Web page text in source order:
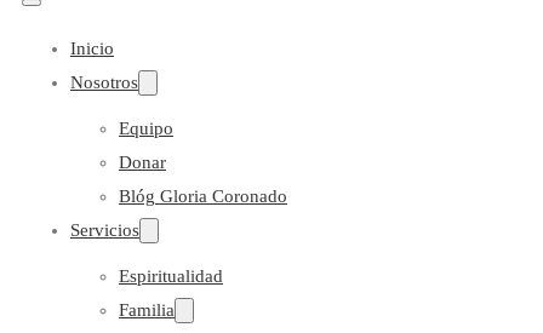
Inicio
Nosotros
Equipo
Donar
Blóg Gloria Coronado
Servicios
Espiritualidad
Familia